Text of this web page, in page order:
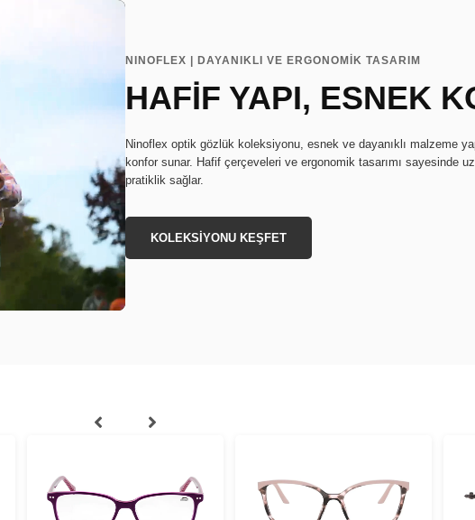
NINOFLEX | DAYANIKLI VE ERGONOMİK TASARIM
HAFİF YAPI, ESNEK
Ninoflex optik gözlük koleksiyonu, esnek ve dayanıklı malzeme
konfor sunar. Hafif çerçeveleri ve ergonomik tasarımı sayesinde
pratiklik sağlar.
KOLEKSİYONU KEŞFET